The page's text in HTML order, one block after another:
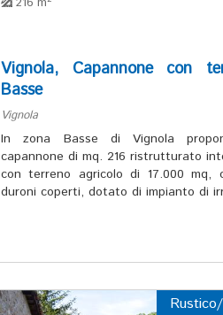
Vignola, Capannone con
Basse
Vignola
In zona Basse di Vignola
capannone di mq. 216 ristrutturato
con terreno agricolo di 17.000 mq,
duroni coperti, dotato di impianto di